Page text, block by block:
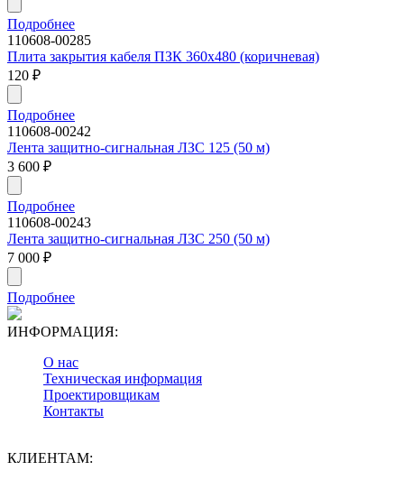
Подробнее
110608-00285
Плита закрытия кабеля ПЗК 360х480 (коричневая)
120 ₽
Подробнее
110608-00242
Лента защитно-сигнальная ЛЗС 125 (50 м)
3 600 ₽
Подробнее
110608-00243
Лента защитно-сигнальная ЛЗС 250 (50 м)
7 000 ₽
Подробнее
ИНФОРМАЦИЯ:
О нас
Техническая информация
Проектировщикам
Контакты
КЛИЕНТАМ: